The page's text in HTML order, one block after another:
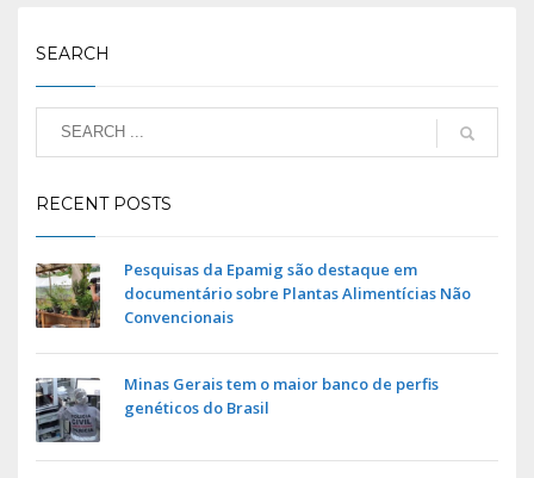
SEARCH
RECENT POSTS
Pesquisas da Epamig são destaque em
documentário sobre Plantas Alimentícias Não
Convencionais
Minas Gerais tem o maior banco de perfis
genéticos do Brasil